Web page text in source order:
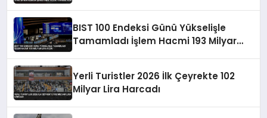
BIST 100 Endeksi Günü Yükselişle
Tamamladı İşlem Hacmi 193 Milyar
Yerli Turistler 2026 İlk Çeyrekte 102
Milyar Lira Harcadı